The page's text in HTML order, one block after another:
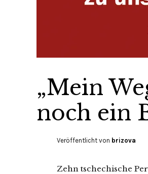
„Mein
noch ein
Veröffentlicht von brizova
Zehn tschechische